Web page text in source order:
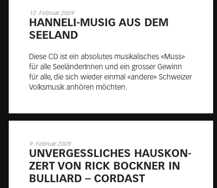
12. Februar 2009
HAN­NE­LI-MU­SIG AUS DEM
SEE­LAND
Diese CD ist ein absolutes musikalisches «Muss»
für alle SeeländerInnen und ein grosser Gewinn
für alle, die sich wieder einmal «andere» Schweizer
Volksmusik anhören möchten.
9. Februar 2009
UN­VER­GESS­LI­CHES HAUS­KON­
ZERT VON RICK BOCK­NER IN
BUL­LI­ARD – CORDA­ST